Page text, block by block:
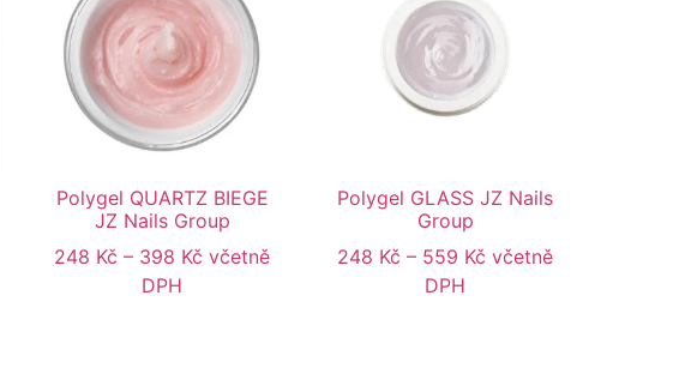
Polygel QUARTZ BIEGE
JZ Nails Group
248 Kč – 398 Kč včetně
DPH
Polygel GLASS JZ Nails
Group
248 Kč – 559 Kč včetně
DPH